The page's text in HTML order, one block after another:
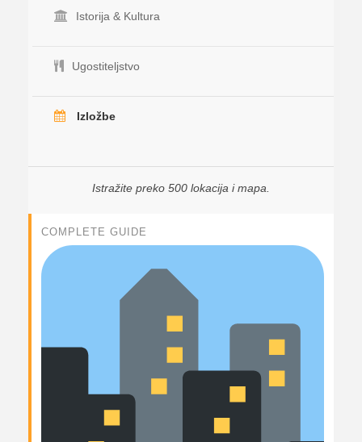
Istorija & Kultura
Ugostiteljstvo
Izložbe
Istražite preko 500 lokacija i mapa.
COMPLETE GUIDE